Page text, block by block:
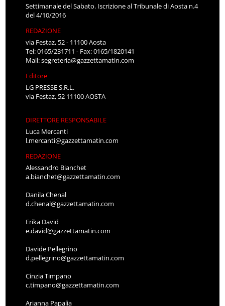
Settimanale del Sabato. Iscrizione al Tribunale di Aosta n.4
del 4/10/2016
REDAZIONE
via Festaz, 52 - 11100 Aosta
Tel: 0165/231711 - Fax: 0165/1820141
Mail:segreteria@gazzettamatin.com
Editore
LG PRESSE S.R.L.
via Festaz, 52 11100 AOSTA
DIRETTORE RESPONSABILE
Luca Mercanti
l.mercanti@gazzettamatin.com
REDAZIONE
Alessandro Bianchet
a.bianchet@gazzettamatin.com
Danila Chenal
d.chenal@gazzettamatin.com
Erika David
e.david@gazzettamatin.com
Davide Pellegrino
d.pellegrino@gazzettamatin.com
Cinzia Timpano
c.timpano@gazzettamatin.com
Arianna Papalia